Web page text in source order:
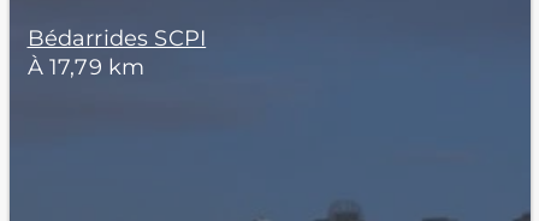
Bédarrides SCPI
À 17,79 km